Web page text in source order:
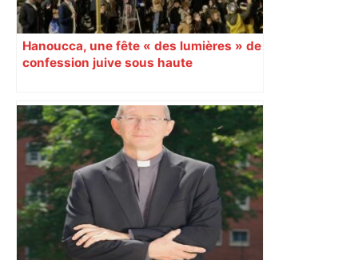
Hanoucca, une fête « des lumières » de
confession juive sous haute
Labège, près de Toulouse